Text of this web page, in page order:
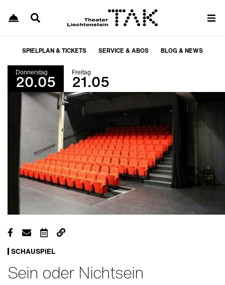
SPIELPLAN & TICKETS SERVICE & ABOS BLOG & NEWS
Donnerstag
20.05 Freitag
21.05
SCHAUSPIEL
Sein oder Nichtsein